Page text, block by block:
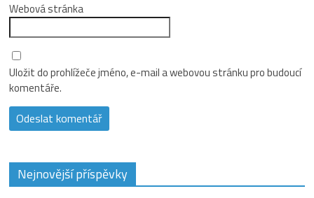
Webová stránka
Uložit do prohlížeče jméno, e-mail a webovou stránku pro budoucí
komentáře.
Nejnovější příspěvky